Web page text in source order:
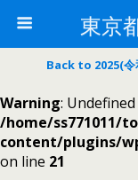
東京
Back to 2025(令
Warning:
/home/ss771011/
content/plugins/
on line 21